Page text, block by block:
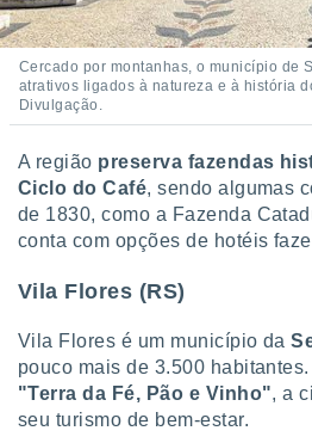
Cercado por montanhas, o município de
atrativos ligados à natureza e à história
Divulgação.
A região preserva fazendas
Ciclo do Café, sendo algumas
de 1830, como a Fazenda
conta com opções de hotéis
Vila Flores (RS)
Vila Flores é um município da
pouco mais de 3.500
"Terra da Fé, Pão e Vinho", a
seu turismo de bem-estar.